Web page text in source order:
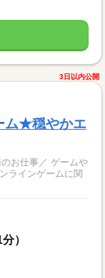
3日以内公開
ム★穏やかエ
／ ゲームや
ラインゲームに関
）